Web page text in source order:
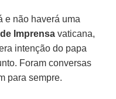
e não haverá uma
Imprensa vaticana,
intenção do papa
Foram conversas
para sempre.